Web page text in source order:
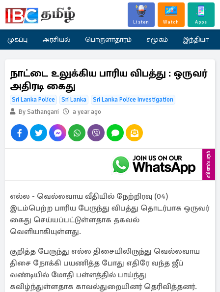
Listen Watch Apps
முகப்பு அரசியல் பொருளாதாரம் சமூகம் இந்தியா
நாட்டை உலுக்கிய பாரிய விபத்து : ஒருவர்
அதிரடி கைது
Sri Lanka Police Sri Lanka
Sri Lanka Police Investigation
By Sathangani
a year ago
விளம்பரம்
எல்ல - வெல்லவாய வீதியில் நேற்றிரவு (04)
இடம்பெற்ற பாரிய பேருந்து விபத்து தொடர்பாக ஒருவர்
கைது செய்யப்பட்டுள்ளதாக தகவல்
வெளியாகியுள்ளது.
குறித்த பேருந்து எல்ல திசையிலிருந்து வெல்லவாய
திசை நோக்கி பயணித்த போது எதிரே வந்த ஜீப்
வண்டியில் மோதி பள்ளத்தில் பாய்ந்து
கவிழ்ந்துள்ளதாக காவல்துறையினர் தெரிவித்தனர்.